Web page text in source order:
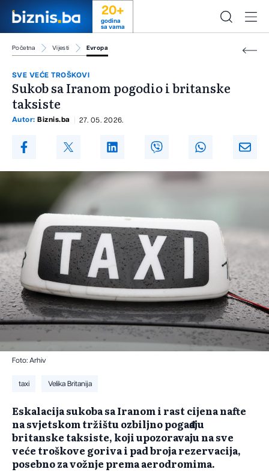
20+
godina
sa vama
Početna Vijesti Evropa
SVE VEĆE TROŠKOVI
Sukob sa Iranom pogodio i britanske
taksiste
Autor: Biznis.ba 27. 05. 2026.
Foto: Arhiv
taxi Velika Britanija
​Eskalacija sukoba sa Iranom i rast cijena nafte
na svjetskom tržištu ozbiljno pogađaju
britanske taksiste, koji upozoravaju na sve
veće troškove goriva i pad broja rezervacija,
posebno za vožnje prema aerodromima.